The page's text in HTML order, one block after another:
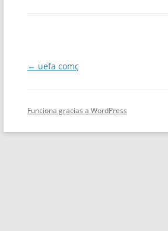
Navegación
← uefa comç
Funciona gracias a WordPress